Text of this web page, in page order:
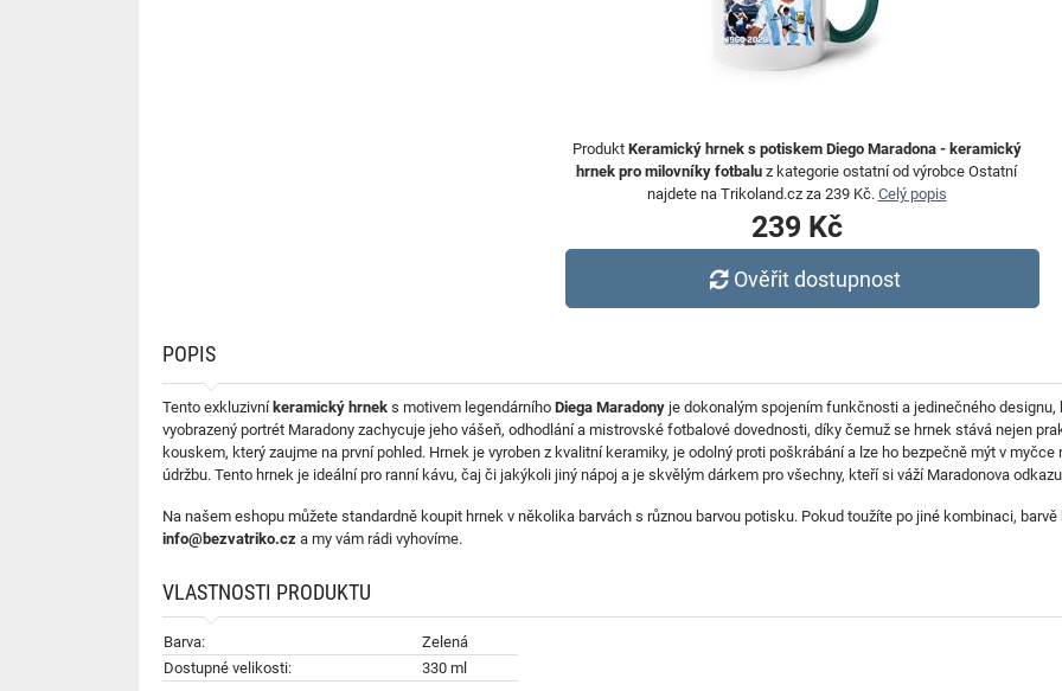
Produkt Keramický hrnek s potiskem Diego Maradona - keramický
hrnek pro milovníky fotbalu z kategorie ostatní od výrobce Ostatní
najdete na Trikoland.cz za 239 Kč. Celý popis
239 Kč
Ověřit dostupnost
POPIS
Tento exkluzivní keramický hrnek s motivem legendárního Diega Maradony je dokonalým spojením funkčnosti a jedinečného
vyobrazený portrét Maradony zachycuje jeho vášeň, odhodlání a mistrovské fotbalové dovednosti, díky čemuž se hrnek stává nejen
kouskem, který zaujme na první pohled. Hrnek je vyroben z kvalitní keramiky, je odolný proti poškrábání a lze ho bezpečně mýt v
údržbu. Tento hrnek je ideální pro ranní kávu, čaj či jakýkoli jiný nápoj a je skvělým dárkem pro všechny, kteří si váží Maradonova
Na našem eshopu můžete standardně koupit hrnek v několika barvách s různou barvou potisku. Pokud toužíte po jiné kombinaci,
info@bezvatriko.cz a my vám rádi vyhovíme.
VLASTNOSTI PRODUKTU
Barva:
Zelená
Dostupné velikosti:
330 ml